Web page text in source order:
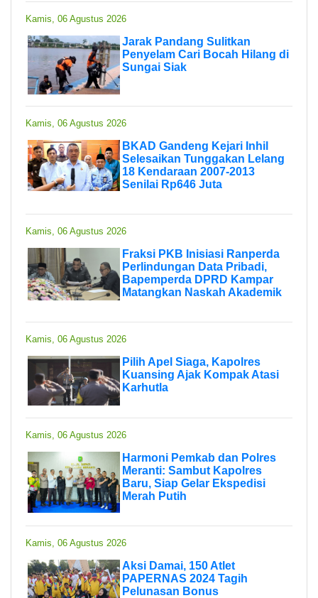
Kamis, 06 Agustus 2026
Jarak Pandang Sulitkan
Penyelam Cari Bocah Hilang di
Sungai Siak
Kamis, 06 Agustus 2026
BKAD Gandeng Kejari Inhil
Selesaikan Tunggakan Lelang
18 Kendaraan 2007-2013
Senilai Rp646 Juta
Kamis, 06 Agustus 2026
Fraksi PKB Inisiasi Ranperda
Perlindungan Data Pribadi,
Bapemperda DPRD Kampar
Matangkan Naskah Akademik
Kamis, 06 Agustus 2026
Pilih Apel Siaga, Kapolres
Kuansing Ajak Kompak Atasi
Karhutla
Kamis, 06 Agustus 2026
Harmoni Pemkab dan Polres
Meranti: Sambut Kapolres
Baru, Siap Gelar Ekspedisi
Merah Putih
Kamis, 06 Agustus 2026
Aksi Damai, 150 Atlet
PAPERNAS 2024 Tagih
Pelunasan Bonus